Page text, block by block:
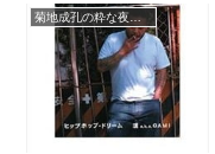
菊地成孔の粋な夜電波